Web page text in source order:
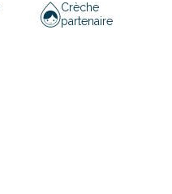
Crèche
partenaire